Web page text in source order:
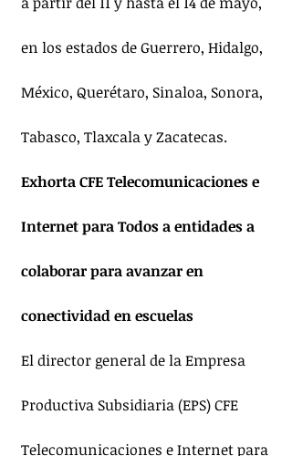
en los estados de Guerrero, Hidalgo,
México, Querétaro, Sinaloa, Sonora,
Tabasco, Tlaxcala y Zacatecas.
Exhorta CFE Telecomunicaciones e
Internet para Todos a entidades a
colaborar para avanzar en
conectividad en escuelas
El director general de la Empresa
Productiva Subsidiaria (EPS) CFE
Telecomunicaciones e Internet para